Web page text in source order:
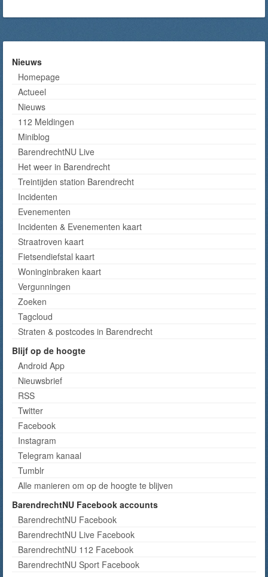
Nieuws
Homepage
Actueel
Nieuws
112 Meldingen
Miniblog
BarendrechtNU Live
Het weer in Barendrecht
Treintijden station Barendrecht
Incidenten
Evenementen
Incidenten & Evenementen kaart
Straatroven kaart
Fietsendiefstal kaart
Woninginbraken kaart
Vergunningen
Zoeken
Tagcloud
Straten & postcodes in Barendrecht
Blijf op de hoogte
Android App
Nieuwsbrief
RSS
Twitter
Facebook
Instagram
Telegram kanaal
Tumblr
Alle manieren om op de hoogte te blijven
BarendrechtNU Facebook accounts
BarendrechtNU Facebook
BarendrechtNU Live Facebook
BarendrechtNU 112 Facebook
BarendrechtNU Sport Facebook